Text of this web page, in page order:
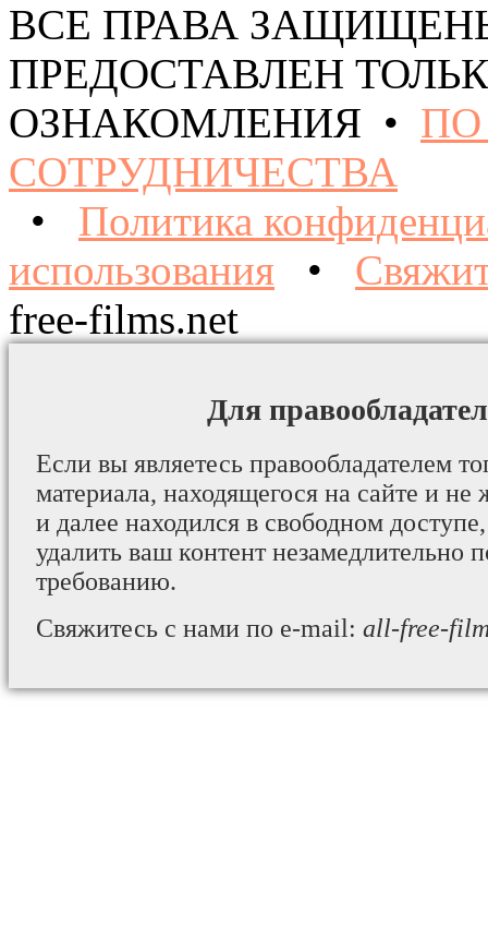
ВСЕ ПРАВА
ПРЕДОСТАВЛЕН
ОЗНАКОМЛЕНИЯ •
СОТРУДНИЧЕСТВА
• Политика
использования •
free-films.net
Для
Если вы являетесь правообладателем
материала, находящегося на сайте и не
и далее находился в свободном
удалить ваш контент незамедлительно
требованию.
Свяжитесь с нами по e-mail: all-free-